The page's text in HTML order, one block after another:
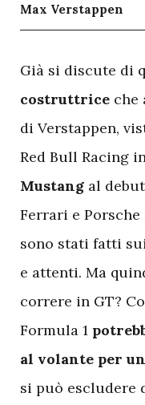
Max Verstappen
Già si discute di
costruttrice che
di Verstappen,
Red Bull Racing
Mustang al
Ferrari e
sono stati fatti
e attenti. Ma
correre in GT?
Formula 1
al volante per
si può escludere